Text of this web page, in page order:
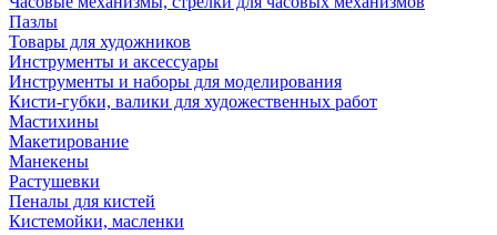
Пазлы
Товары для художников
Инструменты и аксессуары
Инструменты и наборы для моделирования
Кисти-губки, валики для художественных работ
Мастихины
Макетирование
Манекены
Растушевки
Пеналы для кистей
Кистемойки, масленки